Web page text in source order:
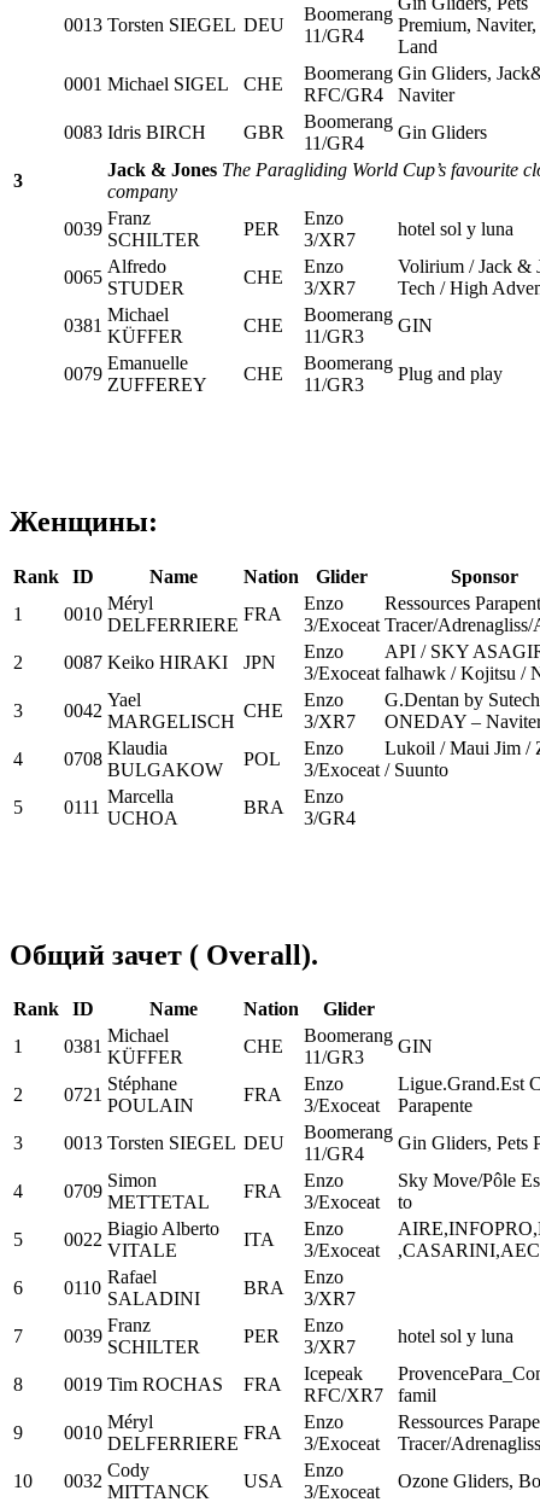
0013 Torsten SIEGEL DEU
Boomerang
11/GR4
Premium,
Land
0001 Michael SIGEL CHE
Boomerang
RFC/GR4
Gin Gliders,
Naviter
0083 Idris BIRCH GBR
Boomerang
11/GR4
Gin Gliders
3
Jack & Jones The Paragliding World Cup’s favourite
company
0039
Franz
SCHILTER
PER
Enzo
3/XR7
hotel sol y luna
0065
Alfredo
STUDER
CHE
Enzo
3/XR7
Volirium / Jack &
Tech / High
0381
Michael
KÜFFER
CHE
Boomerang
11/GR3
GIN
0079
Emanuelle
ZUFFEREY
CHE
Boomerang
11/GR3
Plug and play
Женщины:
Rank ID Name Nation Glider
Sponsor
1
0010
Méryl
DELFERRIERE
FRA
Enzo
3/Exoceat
Ressources
Tracer/Adrenagliss/
2
0087 Keiko HIRAKI JPN
Enzo
3/Exoceat
API / SKY
falhawk / Kojitsu /
3
0042
Yael
MARGELISCH
CHE
Enzo
3/XR7
G.Dentan by
ONEDAY –
4
0708
Klaudia
BULGAKOW
POL
Enzo
3/Exoceat
Lukoil / Maui Jim /
/ Suunto
5
0111
Marcella
UCHOA
BRA
Enzo
3/GR4
Общий зачет ( Overall).
Rank ID Name Nation
Glider
1
0381
Michael
KÜFFER
CHE
Boomerang
11/GR3
GIN
2 0721
Stéphane
POULAIN
FRA
Enzo
3/Exoceat
Ligue.Grand.Est
Parapente
3
0013 Torsten SIEGEL DEU
Boomerang
11/GR4
Gin Gliders, Pets
4 0709
Simon
METTETAL
FRA
Enzo
3/Exoceat
Sky Move/Pôle
to
5
0022
Biagio Alberto
VITALE
ITA
Enzo
3/Exoceat
6
0110
Rafael
SALADINI
BRA
Enzo
3/XR7
7
0039
Franz
SCHILTER
PER
Enzo
3/XR7
hotel sol y luna
8 0019 Tim ROCHAS FRA
Icepeak
RFC/XR7
famil
9
0010
Méryl
DELFERRIERE
FRA
Enzo
3/Exoceat
Ressources
Tracer/
10
0032
Cody
MITTANCK
USA
Enzo
3/Exoceat
Ozone Gliders,